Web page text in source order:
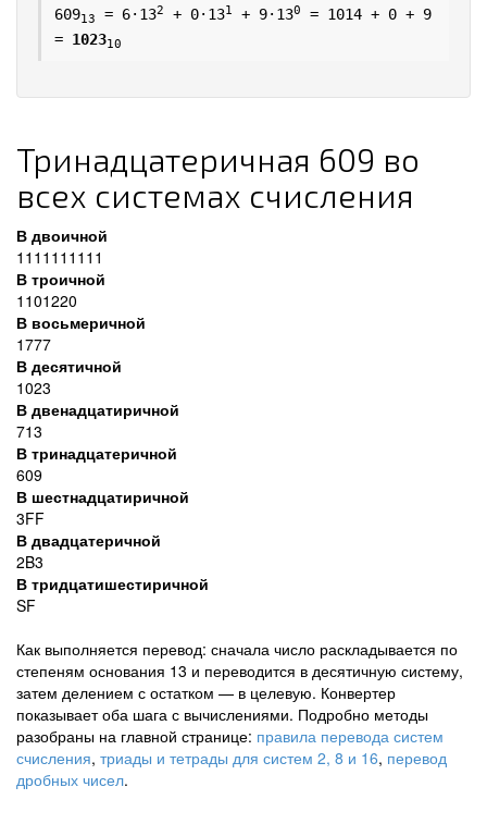
60913 = 6·132 + 0·131 + 9·130
= 1014 + 0 + 9
= 102310
Тринадцатеричная 609 во
всех системах счисления
В двоичной
1111111111
В троичной
1101220
В восьмеричной
1777
В десятичной
1023
В двенадцатиричной
713
В тринадцатеричной
609
В шестнадцатиричной
3FF
В двадцатеричной
2B3
В тридцатишестиричной
SF
Как выполняется перевод: сначала число раскладывается по
степеням основания 13 и переводится в десятичную систему,
затем делением с остатком — в целевую. Конвертер
показывает оба шага с вычислениями. Подробно методы
разобраны на главной странице: правила перевода систем
счисления, триады и тетрады для систем 2, 8 и 16, перевод
дробных чисел.